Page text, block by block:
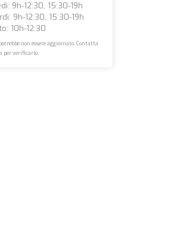
9h-12:30, 15:30-19h
9h-12:30, 15:30-19h
10h-12:30
non essere aggiornato. Contatta
per verificarlo.